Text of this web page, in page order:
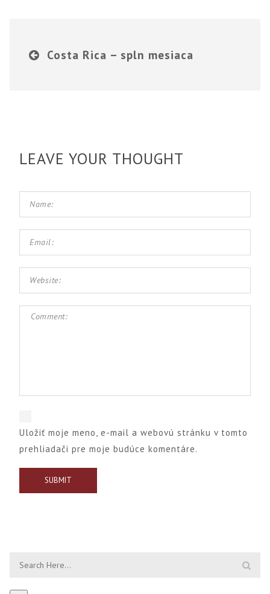
Costa Rica – spln mesiaca
LEAVE YOUR THOUGHT
Uložiť moje meno, e-mail a webovú stránku v tomto
prehliadači pre moje budúce komentáre.